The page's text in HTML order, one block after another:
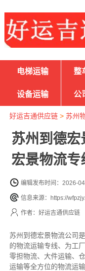
电梯运输 整
设备运输 公
好运吉通供应链> 苏州
苏州到德
宏景物流
编辑发布时间：2026-
信息来源：https://
作者：好运吉通供应链
苏州到德宏景物流公司
的物流运输专线、为工
零担物流、大件运输、
运输等全方位的物流运